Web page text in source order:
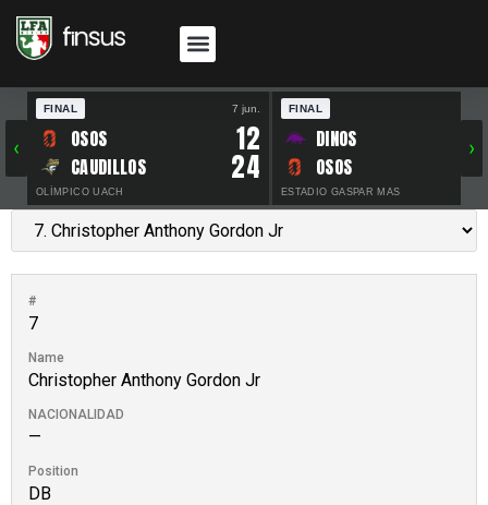
‹
FINAL 7 jun.
OSOS 12
CAUDILLOS 24
OLÍMPICO UACH
FINAL
DINOS
OSOS
ESTADIO GASPAR MAS
›
#
7
Name
Christopher Anthony Gordon Jr
NACIONALIDAD
—
Position
DB